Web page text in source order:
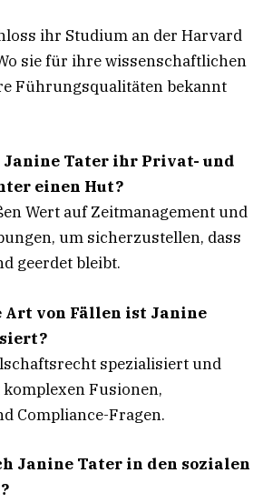
ihr Studium an der Harvard
sie für ihre wissenschaftlichen
Führungsqualitäten bekannt
Janine Tater ihr Privat- und
einen Hut?
Wert auf Zeitmanagement und
um sicherzustellen, dass
geerdet bleibt.
Art von Fällen ist Janine
spezialisiert und
Fusionen,
Compliance-Fragen.
Janine Tater in den sozialen